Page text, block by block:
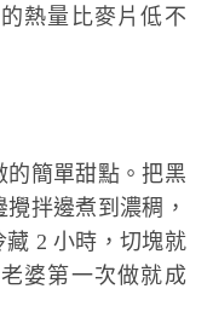
熱量比麥片低不
簡單甜點。把黑
拌邊煮到濃稠，
2 小時，切塊就
婆第一次做就成